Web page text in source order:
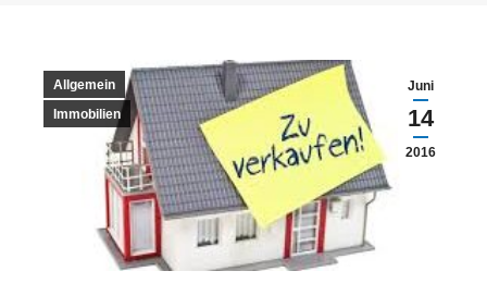
Juni
14
2016
Allgemein
Immobilien